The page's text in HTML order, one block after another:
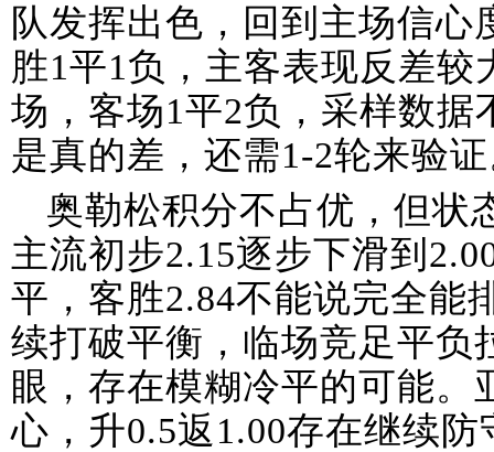
队发挥出色，回到主场信
胜1平1负，主客表现反差
场，客场1平2负，采样数
是真的差，还需1-2轮来验
奥勒松积分不占优，但状
主流初步2.15逐步下滑到
平，客胜2.84不能说完全能
续打破平衡，临场竞足平负
眼，存在模糊冷平的可能。
心，升0.5返1.00存在继续